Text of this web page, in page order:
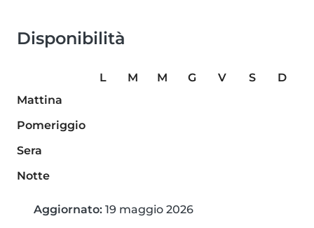
Disponibilità
L M M G V S
D
Mattina
Pomeriggio
Sera
Notte
Aggiornato: 19 maggio 2026